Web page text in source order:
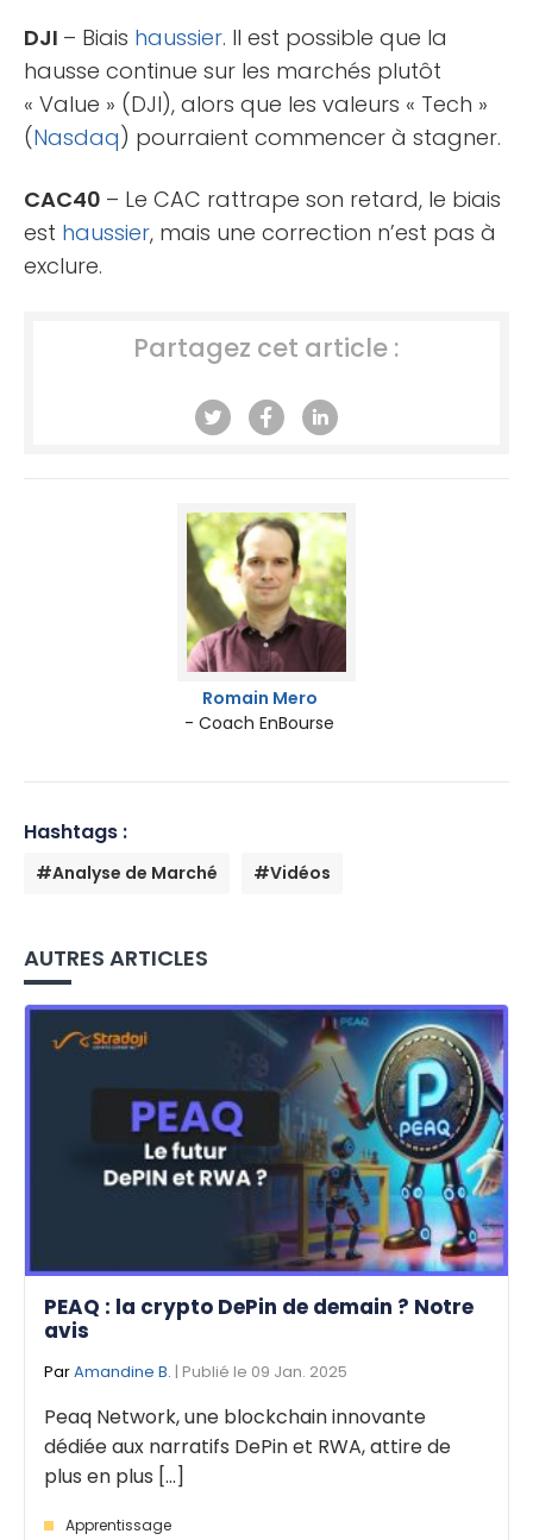
DJI – Biais haussier. Il est possible que la
hausse continue sur les marchés plutôt
« Value » (DJI), alors que les valeurs « Tech »
(Nasdaq) pourraient commencer à stagner.
CAC40 – Le CAC rattrape son retard, le biais
est haussier, mais une correction n’est pas à
exclure.
Partagez cet article :
Romain Mero
- Coach EnBourse
Hashtags :
#Analyse de Marché #Vidéos
AUTRES ARTICLES
PEAQ : la crypto DePin de demain ? Notre
avis
ParAmandine B. | Publié le 09 Jan. 2025
Peaq Network, une blockchain innovante
dédiée aux narratifs DePin et RWA, attire de
plus en plus [...]
Apprentissage